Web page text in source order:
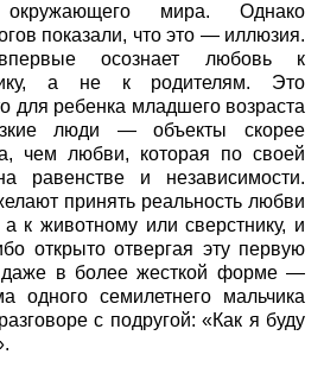
мира. Однако
показали, что это — иллюзия.
осознает любовь к
а не к родителям. Это
для ребенка младшего возраста
люди — объекты скорее
чем любви, которая по своей
равенстве и независимости.
принять реальность любви
к животному или сверстнику, и
открыто отвергая эту первую
даже в более жесткой форме —
одного семилетнего мальчика
с подругой: «Как я буду